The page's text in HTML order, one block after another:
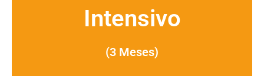
Intensivo
(3 Meses)